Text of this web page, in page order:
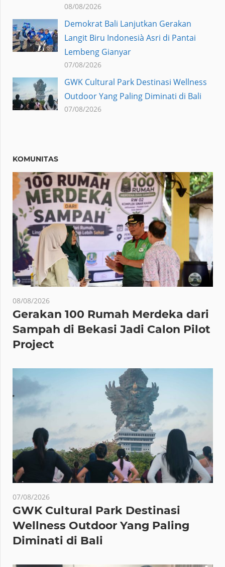
08/08/2026
Demokrat Bali Lanjutkan Gerakan
Langit Biru Indonesià Asri di Pantai
Lembeng Gianyar
07/08/2026
GWK Cultural Park Destinasi Wellness
Outdoor Yang Paling Diminati di Bali
07/08/2026
KOMUNITAS
08/08/2026
Gerakan 100 Rumah Merdeka dari
Sampah di Bekasi Jadi Calon Pilot
Project
07/08/2026
GWK Cultural Park Destinasi
Wellness Outdoor Yang Paling
Diminati di Bali